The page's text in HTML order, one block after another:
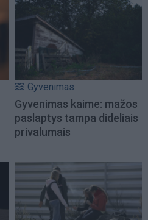
Gyvenimas
Gyvenimas kaime: mažos
paslaptys tampa dideliais
privalumais